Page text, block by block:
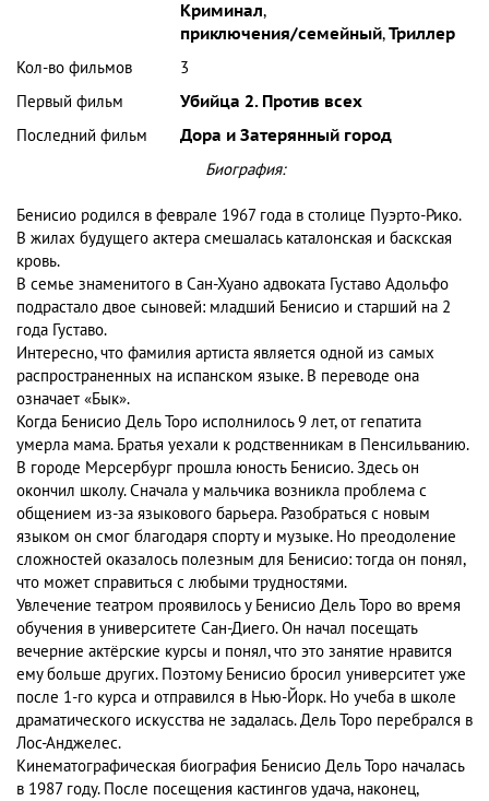
Криминал,
приключения/семейный,Триллер
Кол-во фильмов
3
Первый фильм
Убийца 2. Против всех
Последний фильм
Дора и Затерянный город
Биография:
Бенисио родился в феврале 1967 года в столице Пуэрто-Рико.
В жилах будущего актера смешалась каталонская и баскская
кровь.
В семье знаменитого в Сан-Хуано адвоката Густаво Адольфо
подрастало двое сыновей: младший Бенисио и старший на 2
года Густаво.
Интересно, что фамилия артиста является одной из самых
распространенных на испанском языке. В переводе она
означает «Бык».
Когда Бенисио Дель Торо исполнилось 9 лет, от гепатита
умерла мама. Братья уехали к родственникам в Пенсильванию.
В городе Мерсербург прошла юность Бенисио. Здесь он
окончил школу. Сначала у мальчика возникла проблема с
общением из-за языкового барьера. Разобраться с новым
языком он смог благодаря спорту и музыке. Но преодоление
сложностей оказалось полезным для Бенисио: тогда он понял,
что может справиться с любыми трудностями.
Увлечение театром проявилось у Бенисио Дель Торо во время
обучения в университете Сан-Диего. Он начал посещать
вечерние актёрские курсы и понял, что это занятие нравится
ему больше других. Поэтому Бенисио бросил университет уже
после 1-го курса и отправился в Нью-Йорк. Но учеба в школе
драматического искусства не задалась. Дель Торо перебрался в
Лос-Анджелес.
Кинематографическая биография Бенисио Дель Торо началась
в 1987 году. После посещения кастингов удача, наконец,